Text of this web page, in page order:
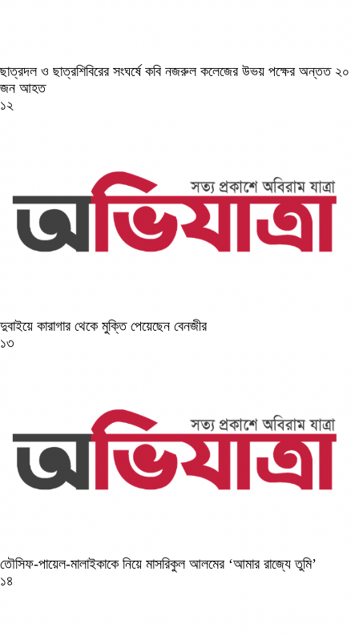
ছাত্রদল ও ছাত্রশিবিরের সংঘর্ষে কবি নজরুল কলেজের উভয় পক্ষের অন্তত ২০
জন আহত
১২
দুবাইয়ে কারাগার থেকে মুক্তি পেয়েছেন বেনজীর
১৩
তৌসিফ-পায়েল-মালাইকাকে নিয়ে মাসরিকুল আলমের ‘আমার রাজ্যে তুমি’
১৪